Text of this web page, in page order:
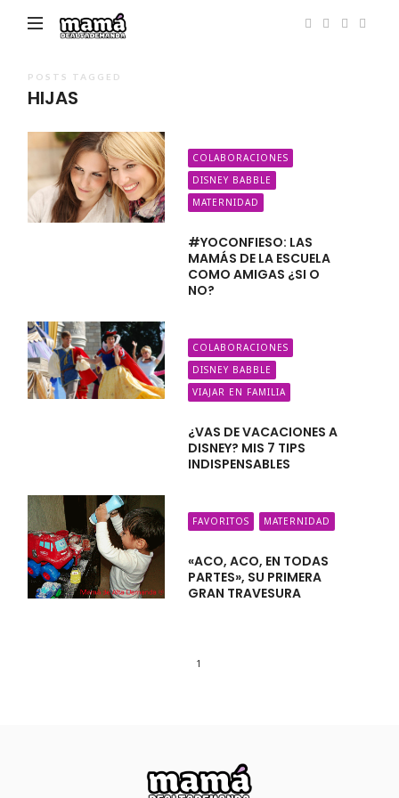
POSTS TAGGED
HIJAS
COLABORACIONES
DISNEY BABBLE
MATERNIDAD
#YOCONFIESO: LAS
MAMÁS DE LA ESCUELA
COMO AMIGAS ¿SI O
NO?
COLABORACIONES
DISNEY BABBLE
VIAJAR EN FAMILIA
¿VAS DE VACACIONES A
DISNEY? MIS 7 TIPS
INDISPENSABLES
FAVORITOS MATERNIDAD
«ACO, ACO, EN TODAS
PARTES», SU PRIMERA
GRAN TRAVESURA
1